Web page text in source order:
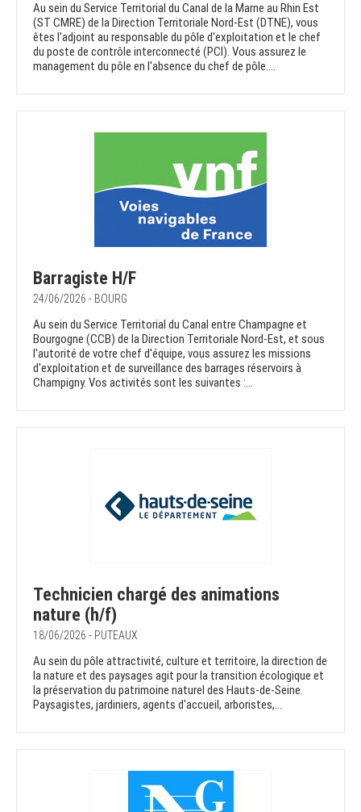
Au sein du Service Territorial du Canal de la Marne au Rhin Est
(ST CMRE) de la Direction Territoriale Nord-Est (DTNE), vous
êtes l'adjoint au responsable du pôle d'exploitation et le chef
du poste de contrôle interconnecté (PCI). Vous assurez le
management du pôle en l'absence du chef de pôle....
Barragiste H/F
24/06/2026 - BOURG
Au sein du Service Territorial du Canal entre Champagne et
Bourgogne (CCB) de la Direction Territoriale Nord-Est, et sous
l'autorité de votre chef d'équipe, vous assurez les missions
d'exploitation et de surveillance des barrages réservoirs à
Champigny. Vos activités sont les suivantes :...
Technicien chargé des animations
nature (h/f)
18/06/2026 - PUTEAUX
Au sein du pôle attractivité, culture et territoire, la direction de
la nature et des paysages agit pour la transition écologique et
la préservation du patrimoine naturel des Hauts-de-Seine.
Paysagistes, jardiniers, agents d'accueil, arboristes,...